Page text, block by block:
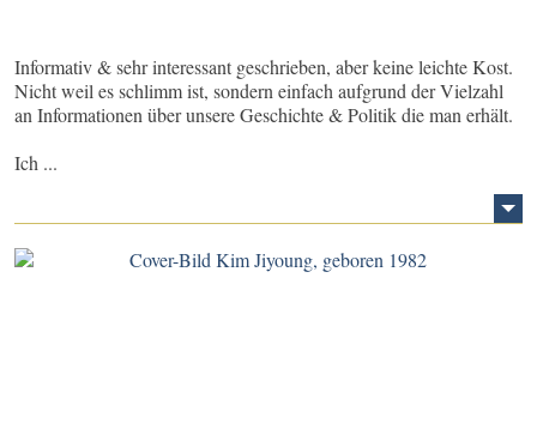
Informativ & sehr interessant geschrieben, aber keine leichte Kost.
Nicht weil es schlimm ist, sondern einfach aufgrund der Vielzahl
an Informationen über unsere Geschichte & Politik die man erhält.
Ich ...